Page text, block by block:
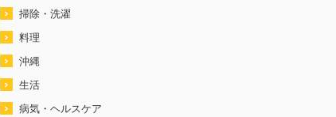
掃除・洗濯
料理
沖縄
生活
病気・ヘルスケア